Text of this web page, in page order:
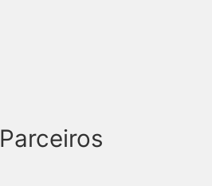
Parceiros